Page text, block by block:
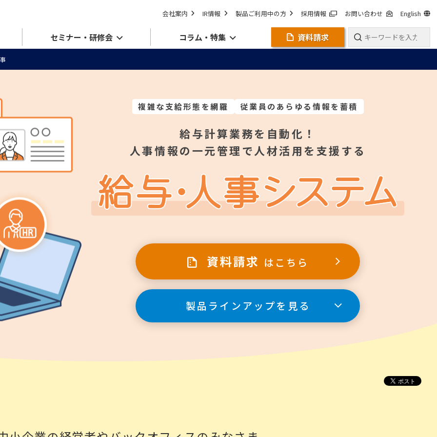
会社案内 IR情報 製品ご利用中の方 採用情報 お問い合わせ English
セミナー・研修会 コラム・特集 資料請求
複雑な支給形態を網羅 従業員のあらゆる情報を蓄積
給与計算業務を自動化！
人事情報の一元管理で人材活用を支援する
資料請求 はこちら
製品ラインアップを見る